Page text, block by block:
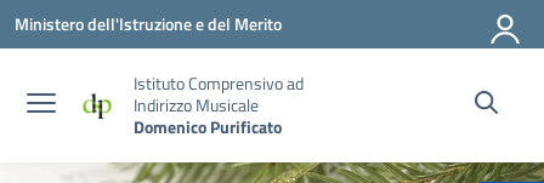
Vai ai contenuti
Vai al menu di navigazione
Vai al footer
Ministero dell'Istruzione e del Merito
Istituto Comprensivo ad
Indirizzo Musicale
Domenico Purificato